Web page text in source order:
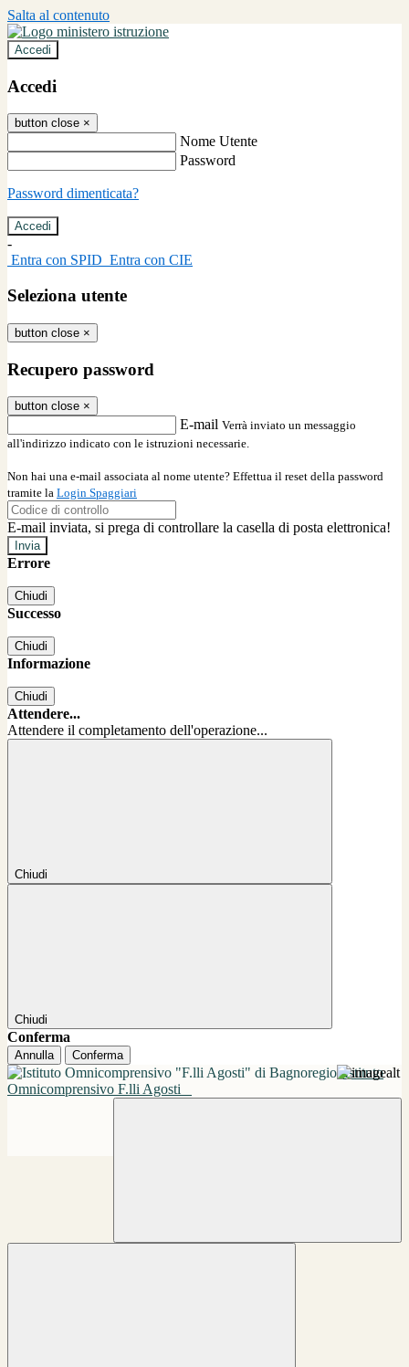
Salta al contenuto
Accedi
Accedi
button close ×
Nome Utente
Password
Password dimenticata?
-
Entra con SPID Entra con CIE
Seleziona utente
button close ×
Recupero password
button close ×
E-mail Verrà inviato un messaggio
all'indirizzo indicato con le istruzioni necessarie.
Non hai una e-mail associata al nome utente? Effettua il reset della password
tramite la Login Spaggiari
E-mail inviata, si prega di controllare la casella di posta elettronica!
Errore
Chiudi
Successo
Chiudi
Informazione
Chiudi
Attendere...
Attendere il completamento dell'operazione...
Chiudi
Chiudi
Conferma
Annulla Conferma
Istituto
Omnicomprensivo F.lli Agosti